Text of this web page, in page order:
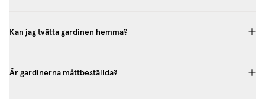
Kan jag tvätta gardinen hemma?
Är gardinerna måttbeställda?